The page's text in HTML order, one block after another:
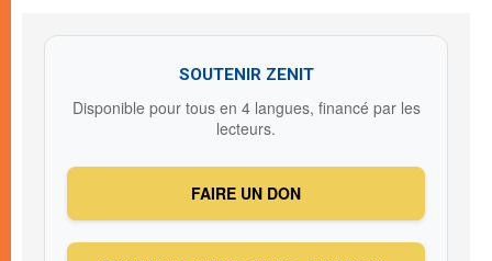
SOUTENIR ZENIT
Disponible pour tous en 4 langues, financé par les
lecteurs.
FAIRE UN DON